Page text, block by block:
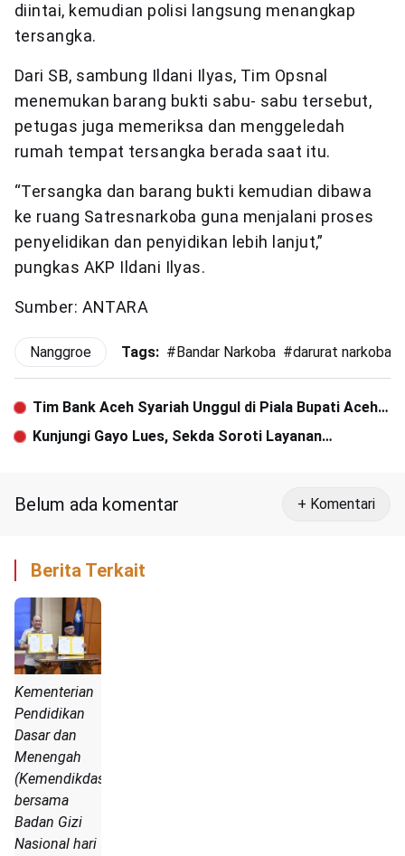
diintai, kemudian polisi langsung menangkap
tersangka.
Dari SB, sambung Ildani Ilyas, Tim Opsnal
menemukan barang bukti sabu- sabu tersebut,
petugas juga memeriksa dan menggeledah
rumah tempat tersangka berada saat itu.
“Tersangka dan barang bukti kemudian dibawa
ke ruang Satresnarkoba guna menjalani proses
penyelidikan dan penyidikan lebih lanjut,”
pungkas AKP Ildani Ilyas.
Sumber: ANTARA
Nanggroe Tags: #Bandar Narkoba #darurat narkoba
Tim Bank Aceh Syariah Unggul di Piala Bupati Aceh
Besar
Kunjungi Gayo Lues, Sekda Soroti Layanan
Belum ada komentar + Komentari
Berita Terkait
Kementerian
Pendidikan
Dasar dan
Menengah
(Kemendikdasmen)
bersama
Badan Gizi
Nasional hari